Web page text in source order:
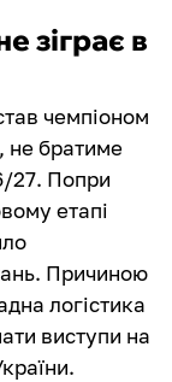
зіграє в
чемпіоном
не братиме
27. Попри
етапі
Причиною
логістика
виступи на